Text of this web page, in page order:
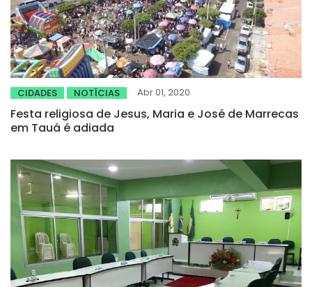
CIDADES NOTÍCIAS Abr 01, 2020
Festa religiosa de Jesus, Maria e José de Marrecas
em Tauá é adiada